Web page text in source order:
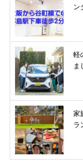
ン
軽
ま
家
ラ